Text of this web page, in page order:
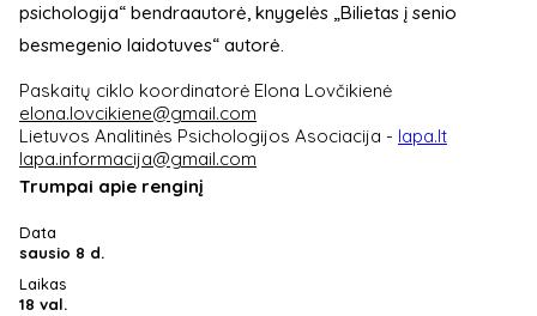
psichologija“ bendraautorė, knygelės „Bilietas į senio
besmegenio laidotuves“ autorė.
Paskaitų ciklo koordinatorė Elona Lovčikienė
elona.lovcikiene@gmail.com
Lietuvos Analitinės Psichologijos Asociacija - lapa.lt
lapa.informacija@gmail.com
Trumpai apie renginį
Data
sausio 8 d.
Laikas
18 val.